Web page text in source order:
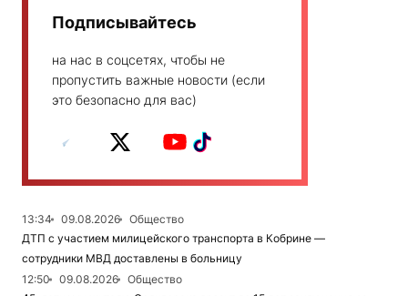
Подписывайтесь
на нас в соцсетях, чтобы не
пропустить важные новости (если
это безопасно для вас)
13:34 09.08.2026
Общество
ДТП с участием милицейского транспорта в Кобрине —
сотрудники МВД доставлены в больницу
12:50
09.08.2026
Общество